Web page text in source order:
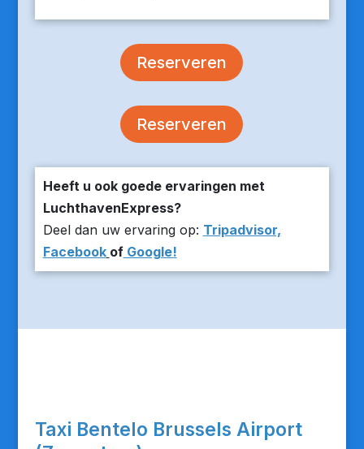
Reserveren
Reserveren
Heeft u ook goede ervaringen met
LuchthavenExpress?
Deel dan uw ervaring op: Tripadvisor,
Facebook ofGoogle!
Taxi Bentelo Brussels Airport